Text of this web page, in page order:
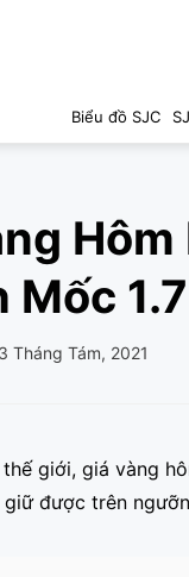
Biểu đồ SJC
Mốc
Tháng Tám, 2021
giới, giá vàng
giữ được trên